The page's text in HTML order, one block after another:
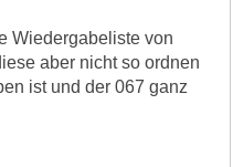
Wiedergabeliste von
aber nicht so ordnen
ist und der 067 ganz